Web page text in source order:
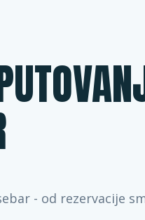
- od rezervacije